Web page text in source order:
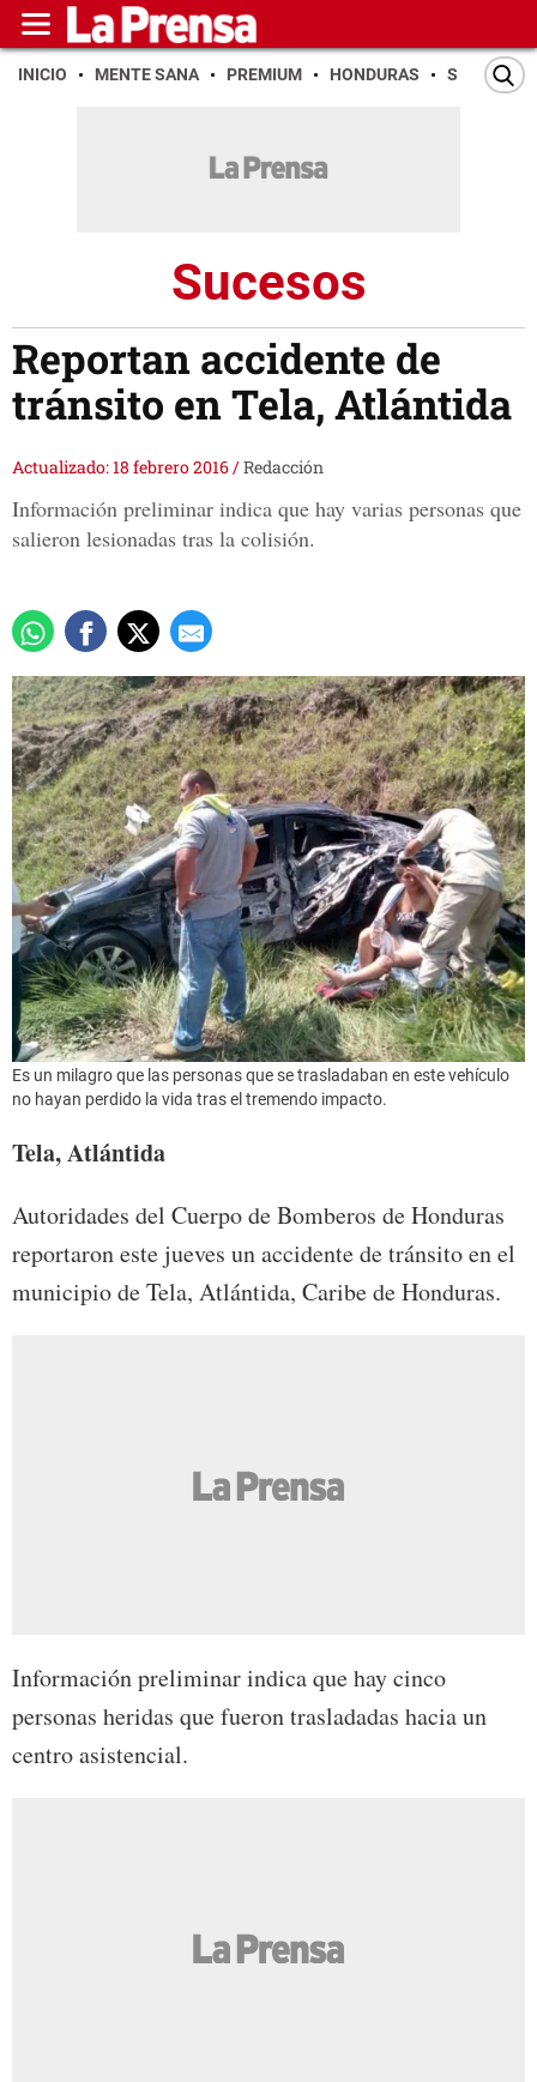
INICIO MENTE SANA PREMIUM HONDURAS SAN PEDRO
Sucesos
Reportan accidente de
tránsito en Tela, Atlántida
Actualizado: 18 febrero 2016/Redacción
Información preliminar indica que hay varias personas que
salieron lesionadas tras la colisión.
Es un milagro que las personas que se trasladaban en este vehículo
no hayan perdido la vida tras el tremendo impacto.
Tela, Atlántida
Autoridades del Cuerpo de Bomberos de Honduras
reportaron este jueves un accidente de tránsito en el
municipio de Tela, Atlántida, Caribe de Honduras.
Información preliminar indica que hay cinco
personas heridas que fueron trasladadas hacia un
centro asistencial.